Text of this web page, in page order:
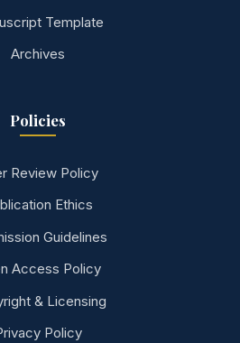
Template
Archives
Policies
Review Policy
Ethics
Guidelines
Access Policy
& Licensing
Policy